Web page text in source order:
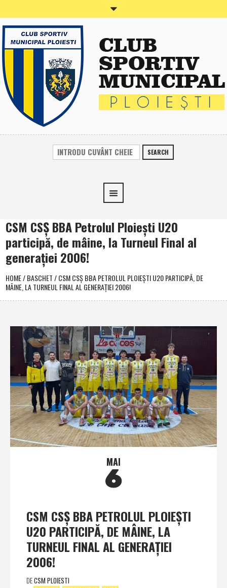
SEARCH
CSM CSŞ BBA Petrolul Ploieşti U20
participă, de mâine, la Turneul Final al
generaţiei 2006!
HOME/BASCHET/CSM CSŞ BBA PETROLUL PLOIEŞTI U20 PARTICIPĂ, DE
MÂINE, LA TURNEUL FINAL AL GENERAŢIEI 2006!
MAI
6
CSM CSŞ BBA PETROLUL PLOIEŞTI
U20 PARTICIPĂ, DE MÂINE, LA
TURNEUL FINAL AL GENERAŢIEI
2006!
DECSM PLOIESTI